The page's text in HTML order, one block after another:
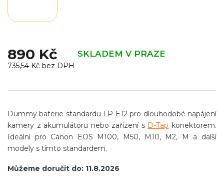
890 Kč SKLADEM V PRAZE
735,54 Kč bez DPH
cena:
Můžeme doručit do: 11.8.2026
Dummy baterie standardu LP-E12 pro dlouhodobé napájení
kamery z akumulátoru nebo zařízení s D-Tap konektorem.
Ideální pro Canon EOS M100, M50, M10, M2, M a další
modely s tímto standardem.